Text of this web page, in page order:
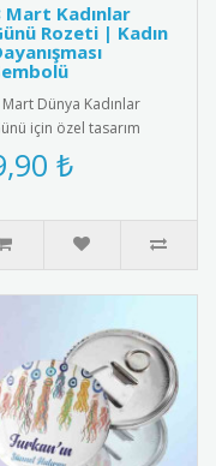
Mart Kadınlar
Rozeti | Kadın
Mart Dünya Kadınlar
için özel tasarım
Kadın dayanışmasını
eşitliği simgeleyen şık
₺